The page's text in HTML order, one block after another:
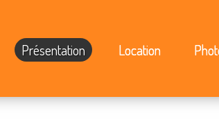
Présentation Location